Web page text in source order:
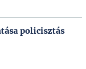
policisztás